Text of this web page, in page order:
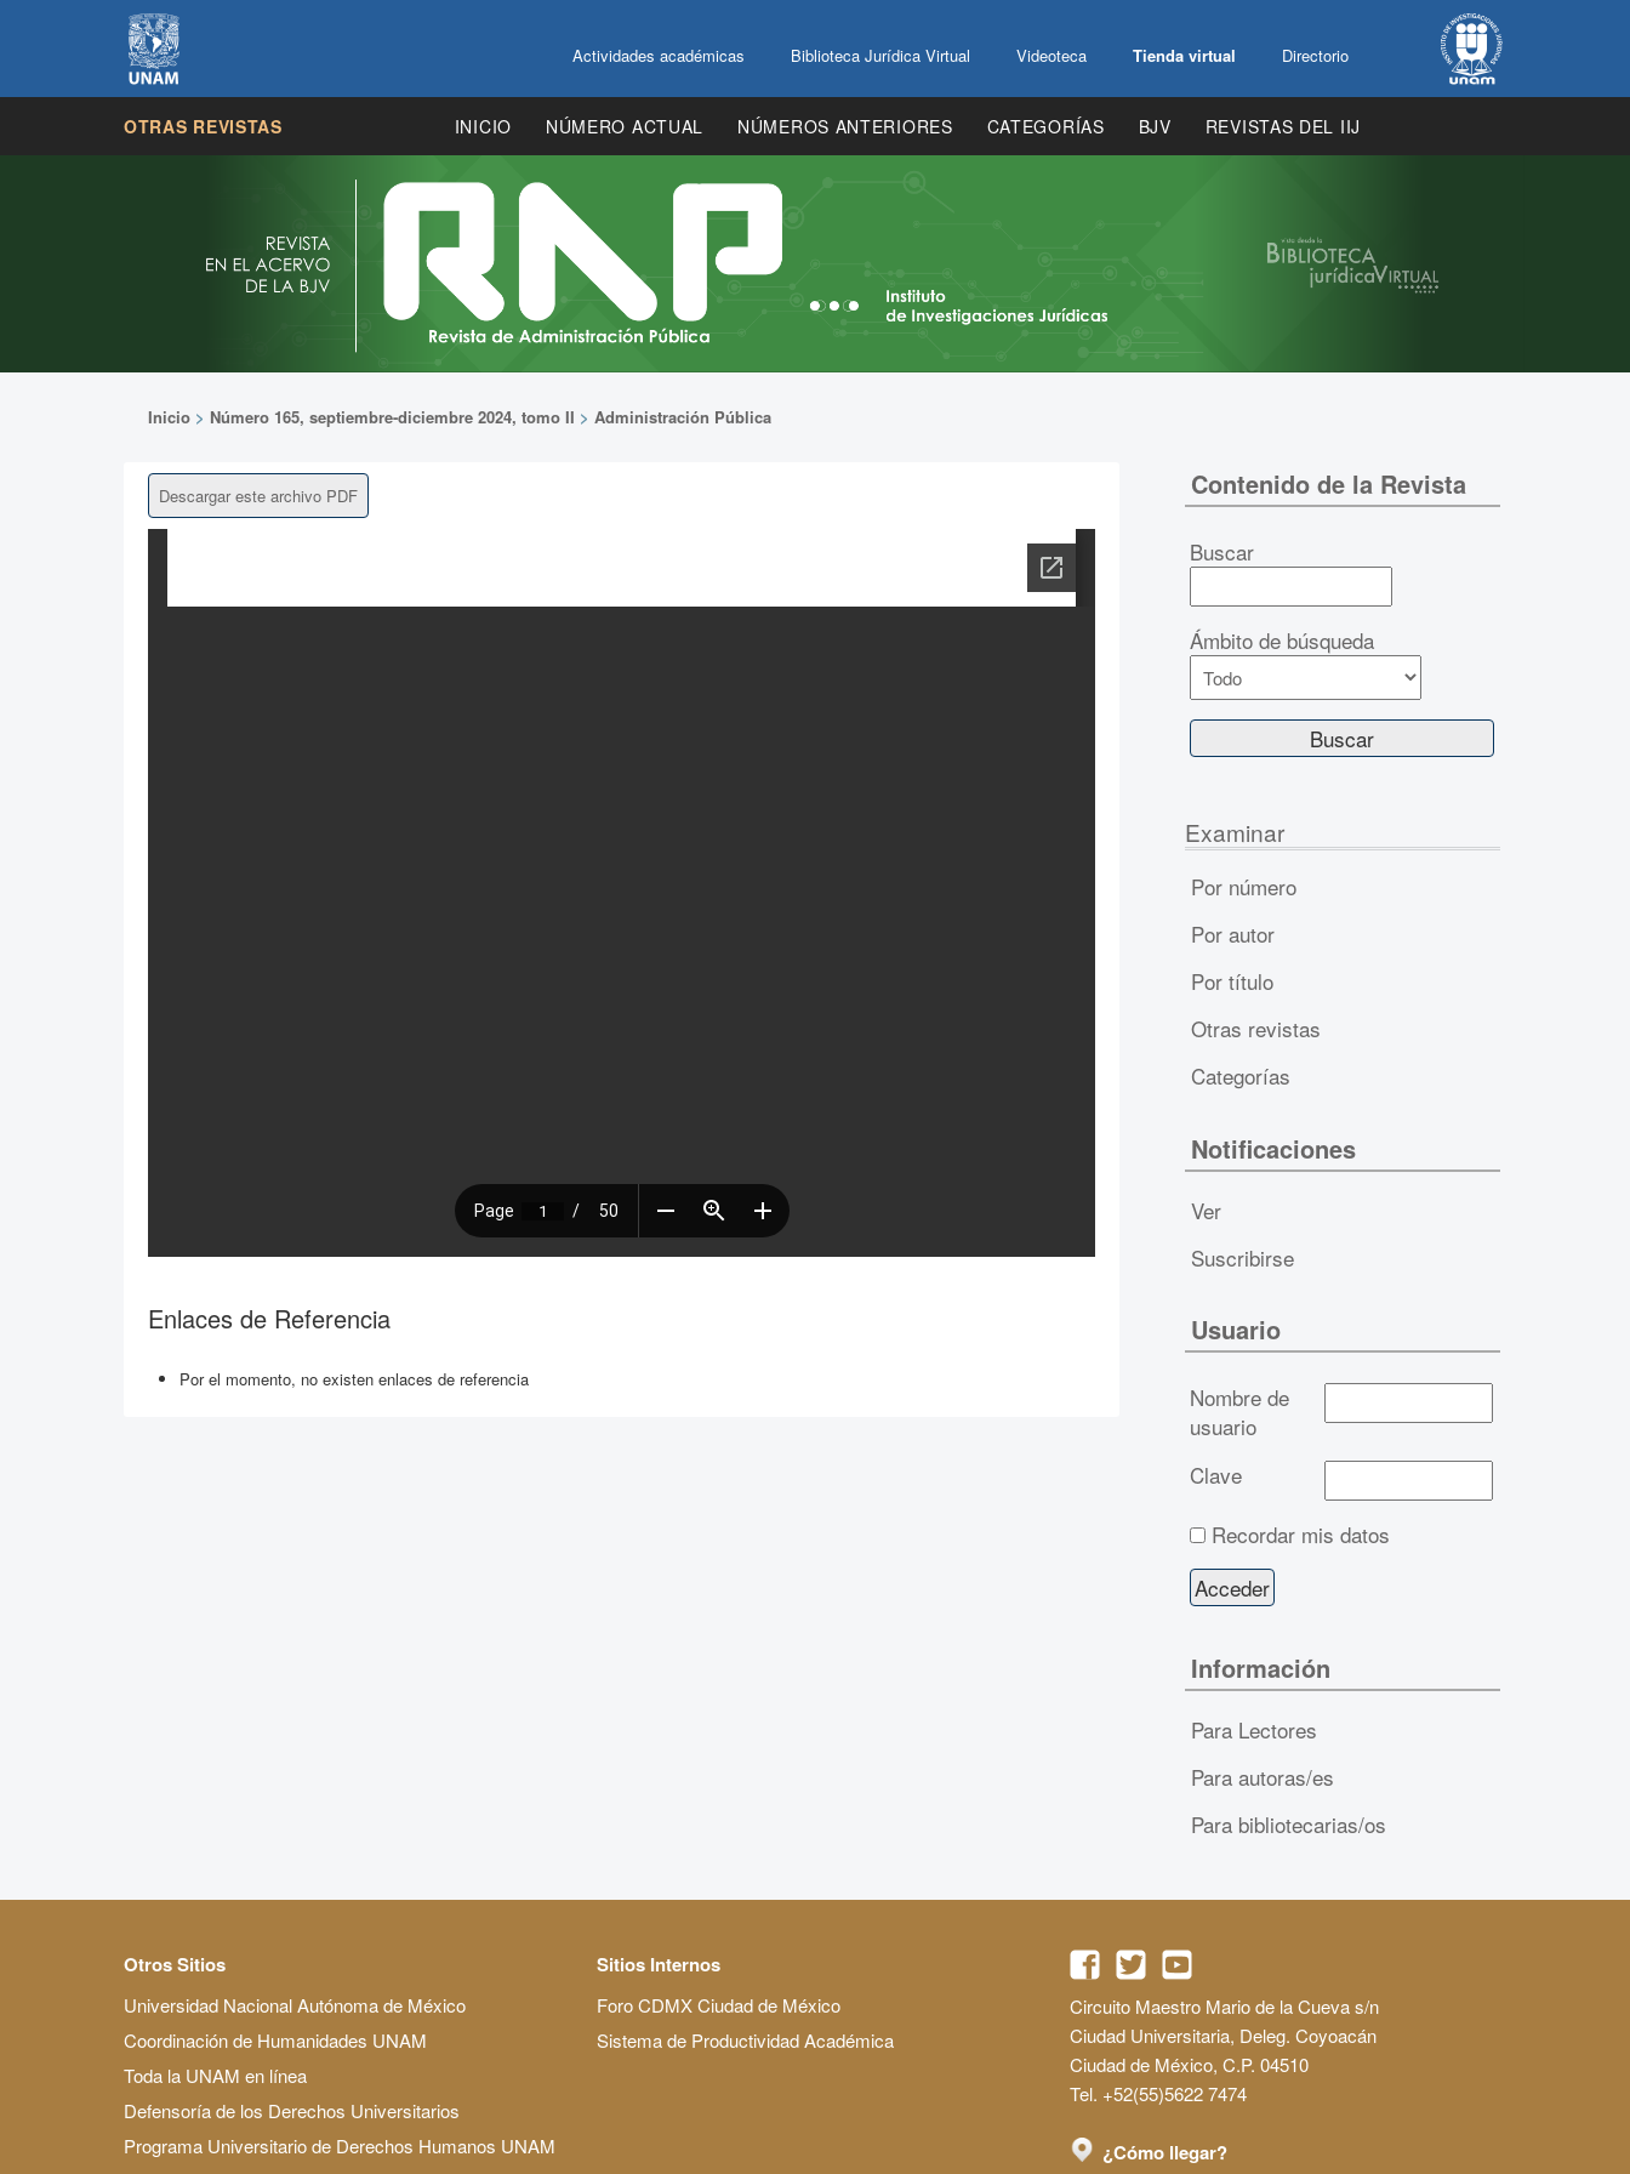
Actividades académicas Biblioteca Jurídica Virtual Videoteca Tienda virtual Directorio
OTRAS REVISTAS INICIO NÚMERO ACTUAL NÚMEROS ANTERIORES CATEGORÍAS BJV REVISTAS DEL IIJ
Inicio > Número 165, septiembre-diciembre 2024, tomo II > Administración Pública
Descargar este archivo PDF
Enlaces de Referencia
Por el momento, no existen enlaces de referencia
Contenido de la Revista
Buscar
Ámbito de búsqueda
Examinar
Por número
Por autor
Por título
Otras revistas
Categorías
Notificaciones
Ver
Suscribirse
Usuario
Nombre de
usuario
Clave
Recordar mis datos
Información
Para Lectores
Para autoras/es
Para bibliotecarias/os
Otros Sitios
Universidad Nacional Autónoma de México
Coordinación de Humanidades UNAM
Toda la UNAM en línea
Defensoría de los Derechos Universitarios
Programa Universitario de Derechos Humanos UNAM
Sitios Internos
Foro CDMX Ciudad de México
Sistema de Productividad Académica
Circuito Maestro Mario de la Cueva s/n
Ciudad Universitaria, Deleg. Coyoacán
Ciudad de México, C.P. 04510
Tel. +52(55)5622 7474
¿Cómo llegar?